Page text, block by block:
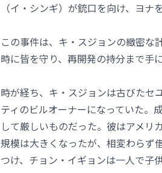
（イ・シンギ）が銃口を向け、ヨナ
この事件は、キ・スジョンの緻密な
時に皆を守り、再開発の持分まで手
時が経ち、キ・スジョンは古びたセ
ティのビルオーナーになっていた。
して厳しいものだった。彼はアメリ
規模は大きくなったが、相変わらず
つけ、チョン・イギョンは一人で子